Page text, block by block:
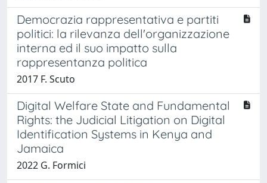
Democrazia rappresentativa e partiti
politici: la rilevanza dell'organizzazione
interna ed il suo impatto sulla
rappresentanza politica
2017 F. Scuto
Digital Welfare State and Fundamental
Rights: the Judicial Litigation on Digital
Identification Systems in Kenya and
Jamaica
2022 G. Formici